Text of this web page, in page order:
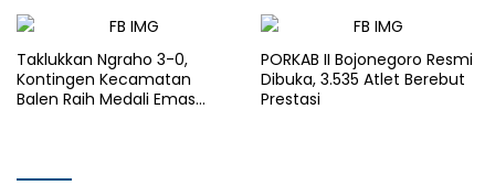
Taklukkan Ngraho 3-0,
Kontingen Kecamatan
Balen Raih Medali Emas
PORKAB II Bojonegoro Resmi
Dibuka, 3.535 Atlet Berebut
Prestasi